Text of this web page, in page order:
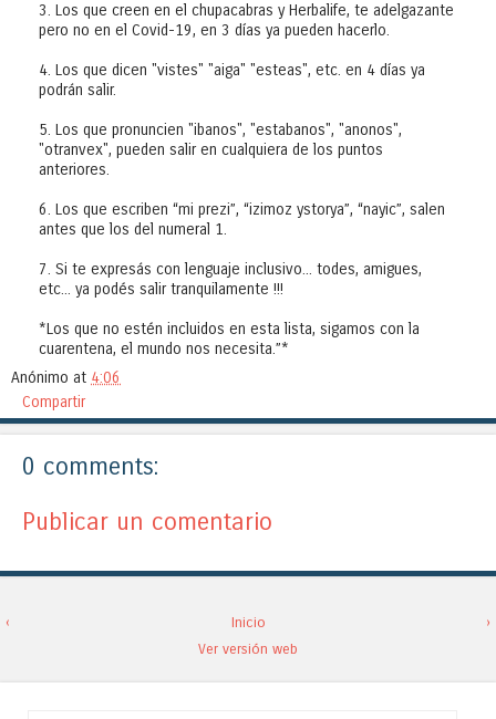
3. Los que creen en el chupacabras y Herbalife, te adelgazante
pero no en el Covid-19, en 3 días ya pueden hacerlo.
4. Los que dicen "vistes" "aiga" "esteas", etc. en 4 días ya
podrán salir.
5. Los que pronuncien "ibanos", "estabanos", "anonos",
"otranvex", pueden salir en cualquiera de los puntos
anteriores.
6. Los que escriben “mi prezi”, “izimoz ystorya”, “nayic”, salen
antes que los del numeral 1.
7. Si te expresás con lenguaje inclusivo... todes, amigues,
etc... ya podés salir tranquilamente !!!
*Los que no estén incluidos en esta lista, sigamos con la
cuarentena, el mundo nos necesita.”*
Anónimo at 4:06
Compartir
0 comments:
Publicar un comentario
‹ ›
Inicio
Ver versión web